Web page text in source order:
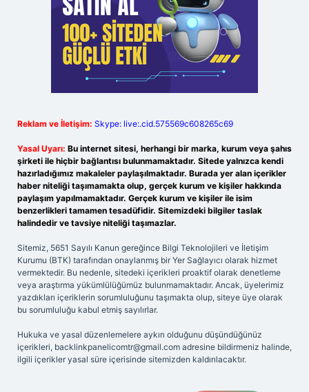
Reklam ve İletişim: Skype: live:.cid.575569c608265c69
Yasal Uyarı: Bu internet sitesi, herhangi bir marka, kurum veya şahıs
şirketi ile hiçbir bağlantısı bulunmamaktadır. Sitede yalnızca kendi
hazırladığımız makaleler paylaşılmaktadır. Burada yer alan içerikler
haber niteliği taşımamakta olup, gerçek kurum ve kişiler hakkında
paylaşım yapılmamaktadır. Gerçek kurum ve kişiler ile isim
benzerlikleri tamamen tesadüfidir. Sitemizdeki bilgiler taslak
halindedir ve tavsiye niteliği taşımazlar.
Sitemiz, 5651 Sayılı Kanun gereğince Bilgi Teknolojileri ve İletişim
Kurumu (BTK) tarafından onaylanmış bir Yer Sağlayıcı olarak hizmet
vermektedir. Bu nedenle, sitedeki içerikleri proaktif olarak denetleme
veya araştırma yükümlülüğümüz bulunmamaktadır. Ancak, üyelerimiz
yazdıkları içeriklerin sorumluluğunu taşımakta olup, siteye üye olarak
bu sorumluluğu kabul etmiş sayılırlar.
Hukuka ve yasal düzenlemelere aykırı olduğunu düşündüğünüz
içerikleri, backlinkpanelicomtr@gmail.com adresine bildirmeniz halinde,
ilgili içerikler yasal süre içerisinde sitemizden kaldırılacaktır.